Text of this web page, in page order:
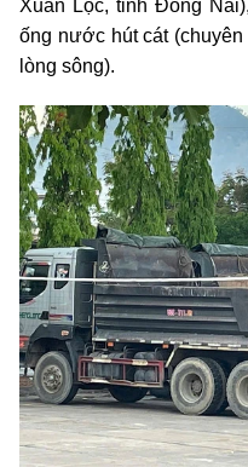
Xuân Lộc, tỉnh Đồng
ống nước hút cát
lòng sông).